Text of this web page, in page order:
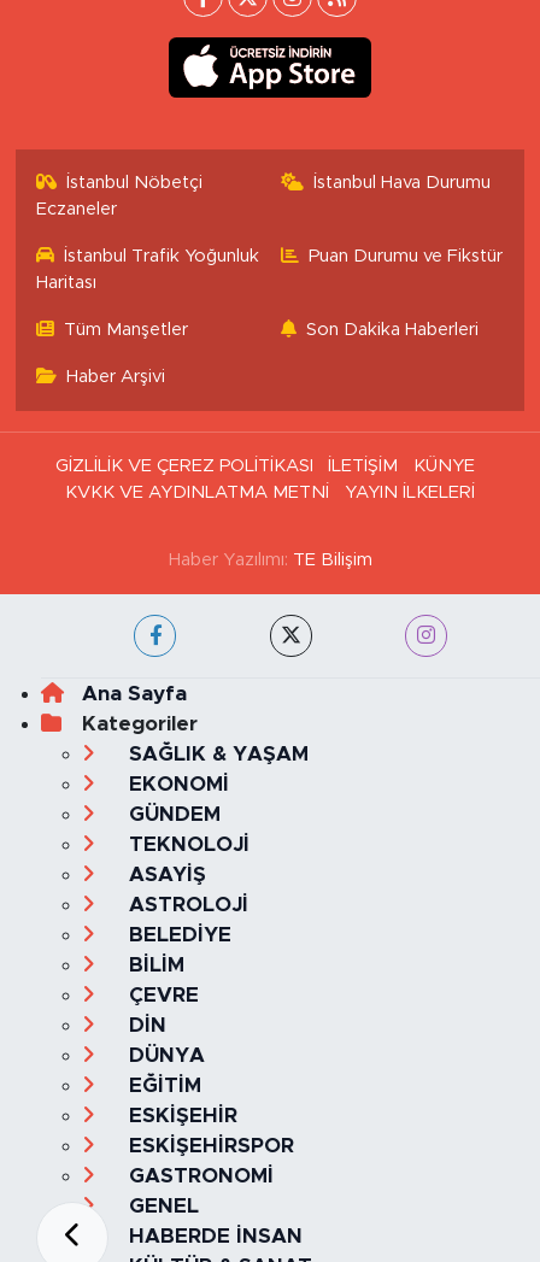
İstanbul Nöbetçi
Eczaneler
İstanbul Hava Durumu
İstanbul Trafik Yoğunluk
Haritası
Puan Durumu ve Fikstür
Tüm Manşetler Son Dakika Haberleri
Haber Arşivi
GİZLİLİK VE ÇEREZ POLİTİKASI İLETİŞİM
KÜNYE
KVKK VE AYDINLATMA METNİ
YAYIN İLKELERİ
Haber Yazılımı: TE Bilişim
Ana Sayfa
Kategoriler
SAĞLIK & YAŞAM
EKONOMİ
GÜNDEM
TEKNOLOJİ
ASAYİŞ
ASTROLOJİ
BELEDİYE
BİLİM
ÇEVRE
DİN
DÜNYA
EĞİTİM
ESKİŞEHİR
ESKİŞEHİRSPOR
GASTRONOMİ
GENEL
HABERDE İNSAN